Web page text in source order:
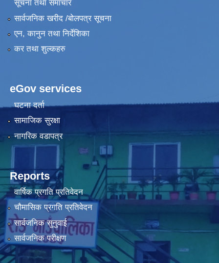
सूचना तथा समाचार
सार्वजनिक खरीद /बोलपत्र सूचना
एन, कानुन तथा निर्देशिका
कर तथा शुल्कहरु
eGov services
घटना दर्ता
सामाजिक सुरक्षा
नागरिक वडापत्र
Reports
वार्षिक प्रगति प्रतिवेदन
चौमासिक प्रगति प्रतिवेदन
सार्वजनिक सुनुवाई
सार्वजनिक परीक्षण